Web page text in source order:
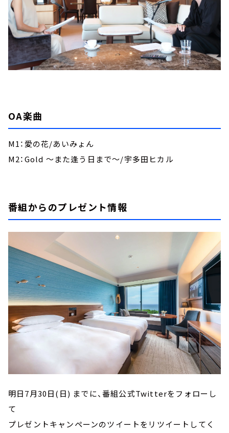
OA楽曲
M1：愛の花/あいみょん
M2：Gold ～また逢う日まで～/宇多田ヒカル
番組からのプレゼント情報
明日7月30日(日) までに、番組公式Twitterをフォローし
て
プレゼントキャンペーンのツイートをリツイートしてく